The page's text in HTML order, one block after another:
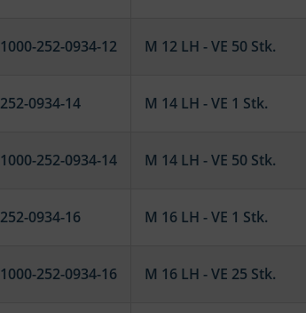
1000-252-0934-12 M 12 LH - VE 50 Stk.
252-0934-14 M 14 LH - VE 1 Stk.
1000-252-0934-14 M 14 LH - VE 50 Stk.
252-0934-16 M 16 LH - VE 1 Stk.
1000-252-0934-16 M 16 LH - VE 25 Stk.